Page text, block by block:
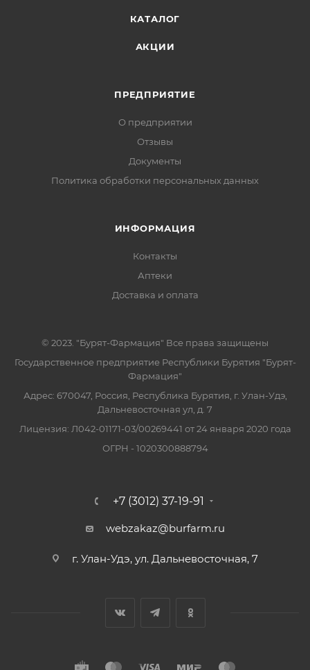
КАТАЛОГ
АКЦИИ
ПРЕДПРИЯТИЕ
О предприятии
Отзывы
Документы
Политика обработки персональных данных
ИНФОРМАЦИЯ
Контакты
Аптеки
Доставка и оплата
© 2023. "Бурят-Фармация" Все права защищены
Государственное предприятие Республики Бурятия "Бурят-
Фармация"
Адрес: 670047, Россия, Республика Бурятия, г. Улан-Удэ,
Дальневосточная ул, д. 7
Лицензия: Л042-01171-03/00269441 от 24 января 2020 года
ОГРН - 1020300888794
+7 (3012) 37-19-91
webzakaz@burfarm.ru
г. Улан-Удэ, ул. Дальневосточная, 7